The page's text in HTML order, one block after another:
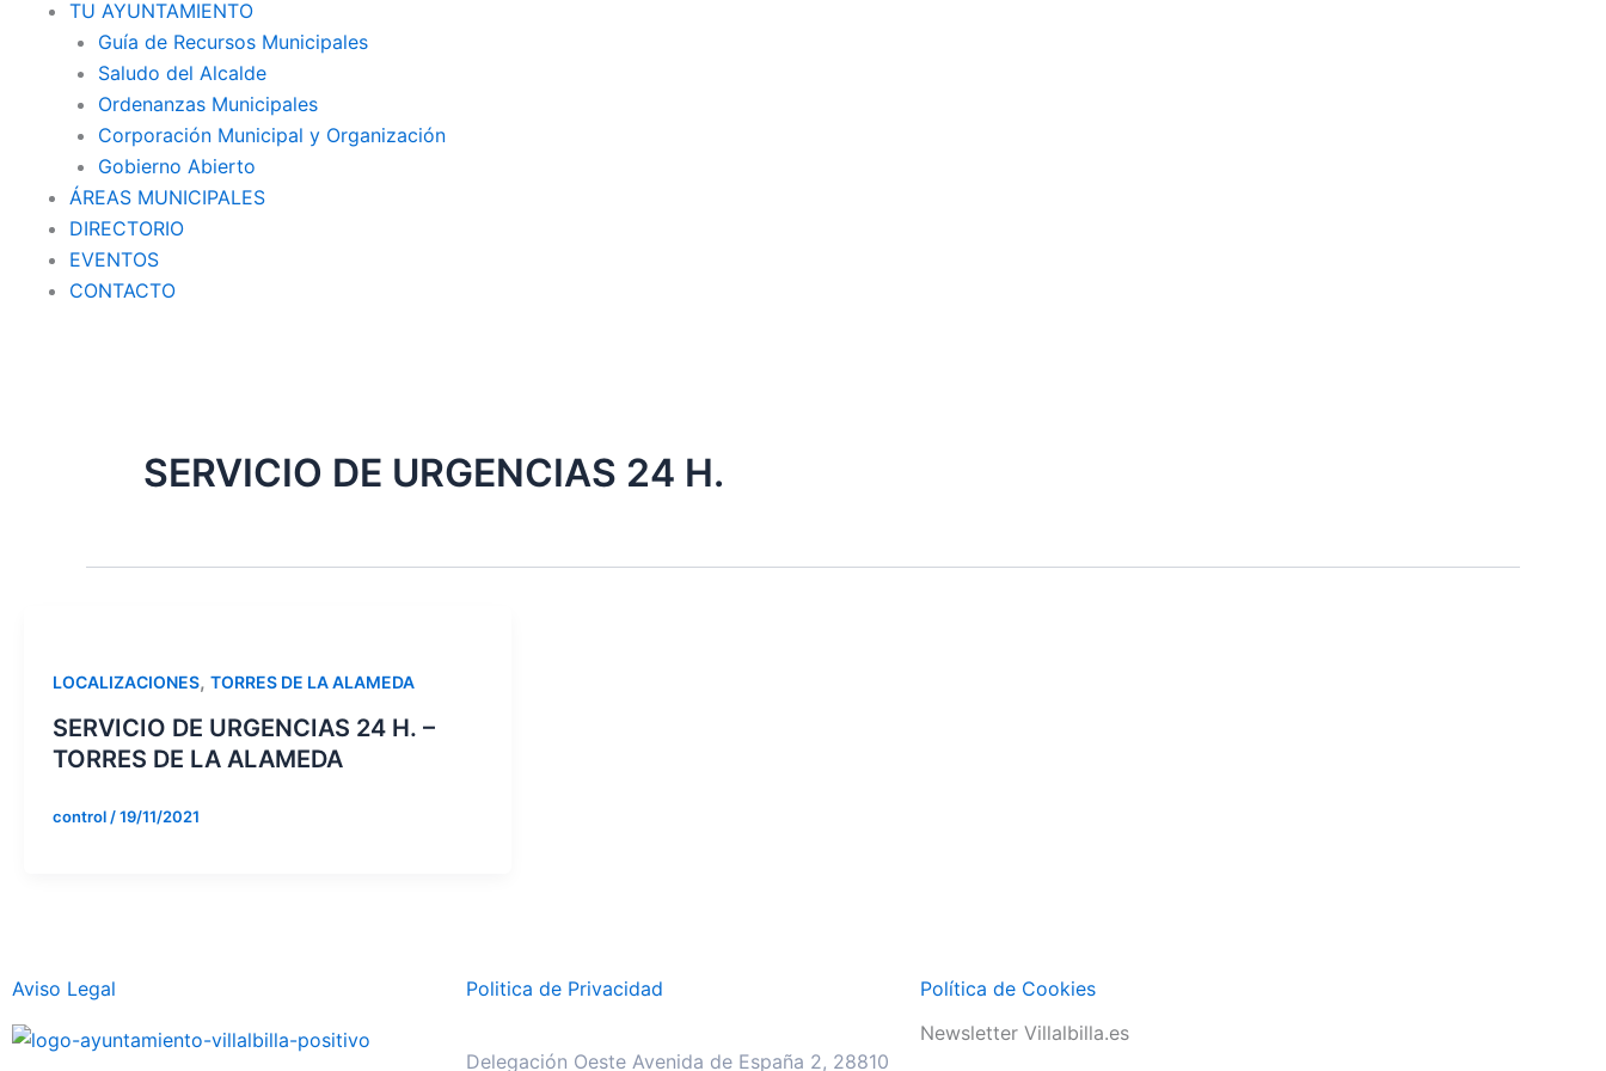
TU AYUNTAMIENTO
Guía de Recursos Municipales
Saludo del Alcalde
Ordenanzas Municipales
Corporación Municipal y Organización
Gobierno Abierto
ÁREAS MUNICIPALES
DIRECTORIO
EVENTOS
CONTACTO
SERVICIO DE URGENCIAS 24 H.
LOCALIZACIONES, TORRES DE LA ALAMEDA
SERVICIO DE URGENCIAS 24 H. –
TORRES DE LA ALAMEDA
control /19/11/2021
Aviso Legal Politica de Privacidad Política de Cookies
Delegación Oeste Avenida de España 2, 28810
Newsletter Villalbilla.es